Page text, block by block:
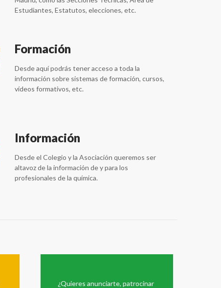
Estudiantes, Estatutos, elecciones, etc.
Formación
Desde aquí podrás tener acceso a toda la
información sobre sistemas de formación, cursos,
vídeos formativos, etc.
Información
Desde el Colegio y la Asociación queremos ser
altavoz de la información de y para los
profesionales de la química.
¿Quieres anunciarte, patrocinar